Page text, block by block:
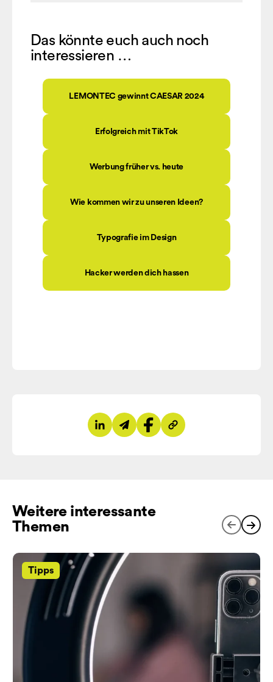
Das könnte euch auch noch
interessieren …
LEMONTEC gewinnt CAESAR 2024
Erfolgreich mit TikTok
Werbung früher vs. heute
Wie kommen wir zu unseren Ideen?
Typografie im Design
Hacker werden dich hassen
Auf LinkedIn teilen
Per E-Mail teilen
Auf Facebook teilen
Link kopieren
Weitere interessante
Themen
Tipps